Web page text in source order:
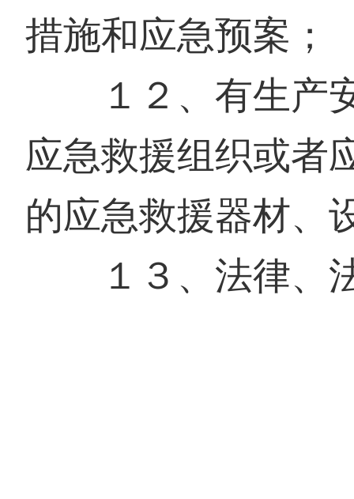
措施和应急预案；
１２、有生产
应急救援组织或者
的应急救援器材、
１３、法律、